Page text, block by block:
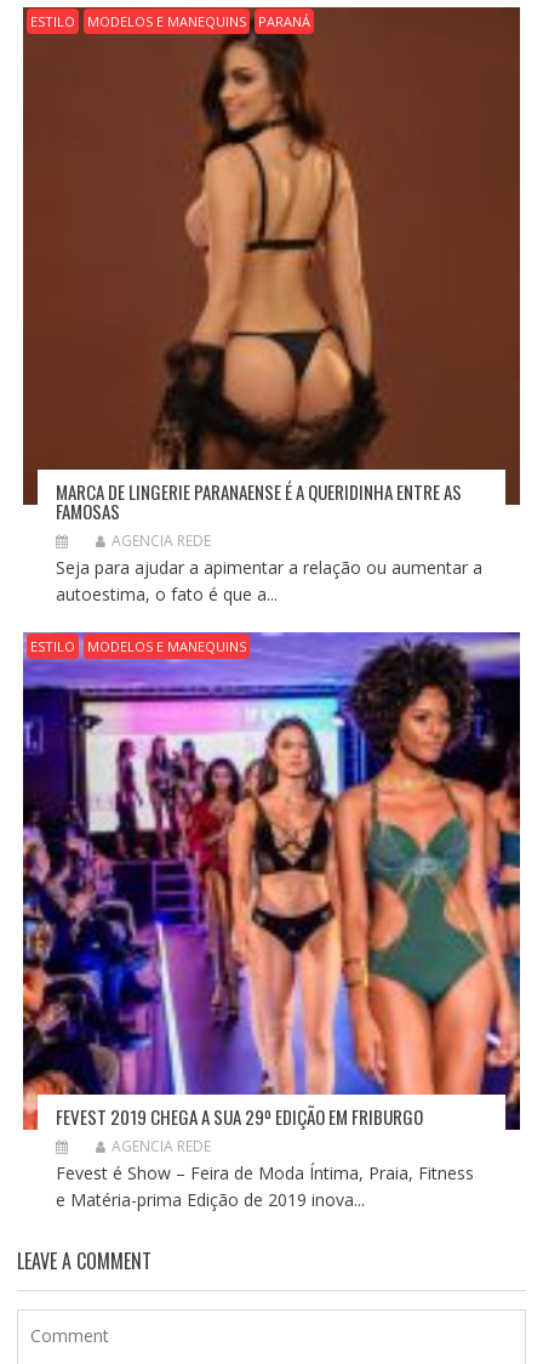
ESTILO MODELOS E MANEQUINS PARANÁ
MARCA DE LINGERIE PARANAENSE É A QUERIDINHA ENTRE AS
FAMOSAS
AGENCIA REDE
Seja para ajudar a apimentar a relação ou aumentar a
autoestima, o fato é que a...
ESTILO MODELOS E MANEQUINS
FEVEST 2019 CHEGA A SUA 29º EDIÇÃO EM FRIBURGO
AGENCIA REDE
Fevest é Show – Feira de Moda Íntima, Praia, Fitness
e Matéria-prima Edição de 2019 inova...
LEAVE A COMMENT